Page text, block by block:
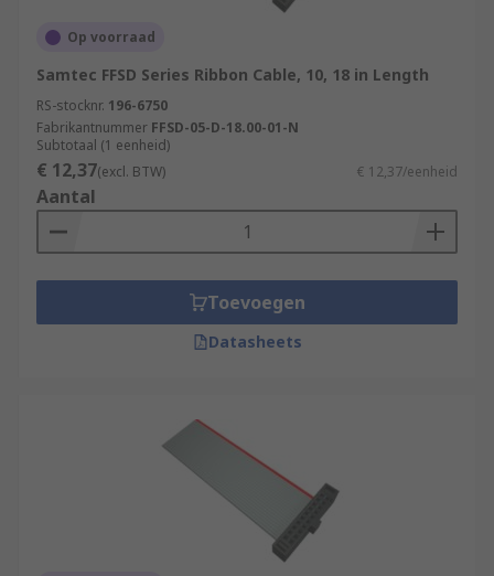
Op voorraad
Samtec FFSD Series Ribbon Cable, 10, 18 in Length
RS-stocknr. 196-6750
Fabrikantnummer FFSD-05-D-18.00-01-N
Subtotaal (1 eenheid)
€ 12,37(excl. BTW) € 12,37/eenheid
Aantal
Toevoegen
Datasheets